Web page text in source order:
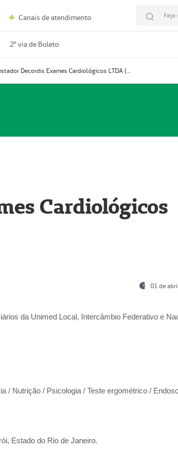
Canais de atendimento Faça
2º via de Boleto
Prestador Decordis Exames Cardiológicos LTDA (51004346-0)
Cardiológicos
01 de
da Unimed Local, Intercâmbio Federativo e
/ Nutrição / Psicologia / Teste ergométrico /
Estado do Rio de Janeiro.